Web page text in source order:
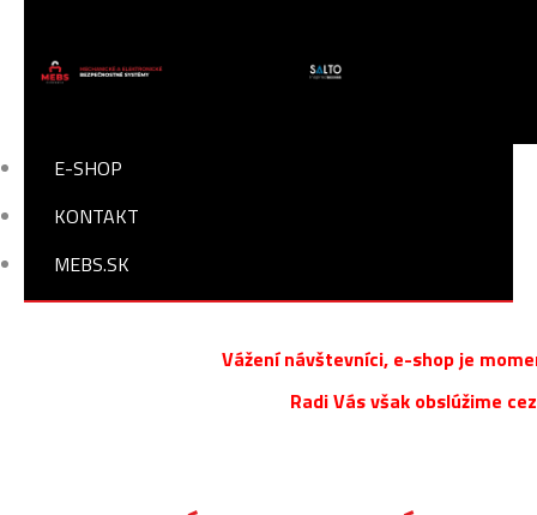
E-SHOP
KONTAKT
MEBS.SK
Vážení návštevníci, e-shop je
Radi Vás však obslúžime